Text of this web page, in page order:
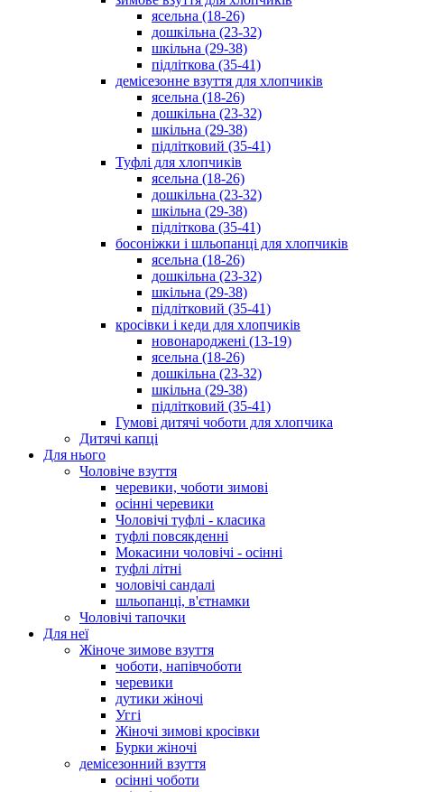
ясельна (18-26)
дошкільна (23-32)
шкільна (29-38)
підліткова (35-41)
демісезонне взуття для хлопчиків
ясельна (18-26)
дошкільна (23-32)
шкільна (29-38)
підлітковий (35-41)
Туфлі для хлопчиків
ясельна (18-26)
дошкільна (23-32)
шкільна (29-38)
підліткова (35-41)
босоніжки і шльопанці для хлопчиків
ясельна (18-26)
дошкільна (23-32)
шкільна (29-38)
підлітковий (35-41)
кросівки і кеди для хлопчиків
новонароджені (13-19)
ясельна (18-26)
дошкільна (23-32)
шкільна (29-38)
підлітковий (35-41)
Гумові дитячі чоботи для хлопчика
Дитячі капці
Для нього
Чоловіче взуття
черевики, чоботи зимові
осінні черевики
Чоловічі туфлі - класика
туфлі повсякденні
Мокасини чоловічі - осінні
туфлі літні
чоловічі сандалі
шльопанці, в'єтнамки
Чоловічі тапочки
Для неї
Жіноче зимове взуття
чоботи, напівчоботи
черевики
дутики жіночі
Уггі
Жіночі зимові кросівки
Бурки жіночі
демісезонний взуття
осінні чоботи